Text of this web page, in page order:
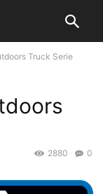
Truck Serie
0
2880